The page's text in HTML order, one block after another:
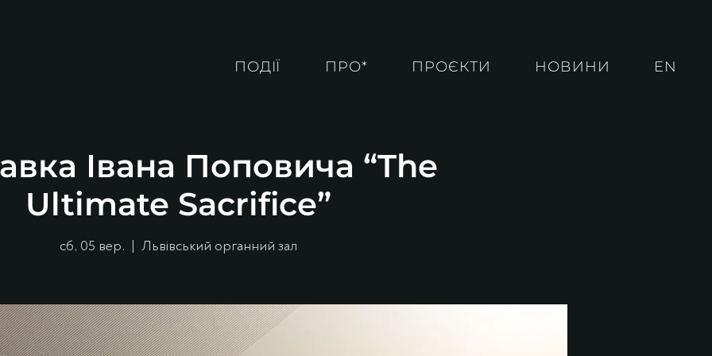
ПОДІЇ ПРО* ПРОЄКТИ НОВИНИ EN
Івана Поповича “The
Ultimate Sacrifice”
сб, 05 вер.
  |
Львівський органний зал